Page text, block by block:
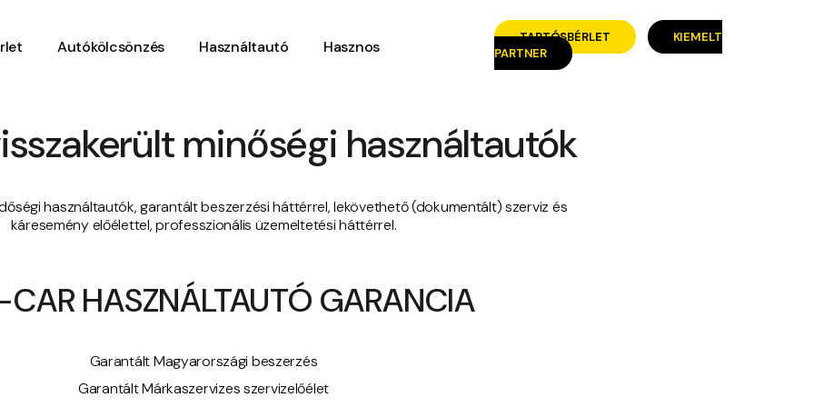
Autókölcsönzés Használtautó Hasznos TARTÓSBÉRLET
KIEMELT
PARTNER
minőségi használtautók
használtautók, garantált beszerzési háttérrel, lekövethető (dokumentált) szerviz és
káresemény előélettel, professzionális üzemeltetési háttérrel.
HASZNÁLTAUTÓ GARANCIA
Garantált Magyarországi beszerzés
Garantált Márkaszervizes szervizelőélet